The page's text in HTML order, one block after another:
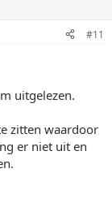
#11
uitgelezen.
zitten waardoor
er niet uit en